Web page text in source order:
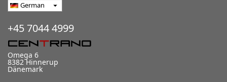
German arrow_drop_down
+45 7044 4999
Omega 6
8382 Hinnerup
Dänemark